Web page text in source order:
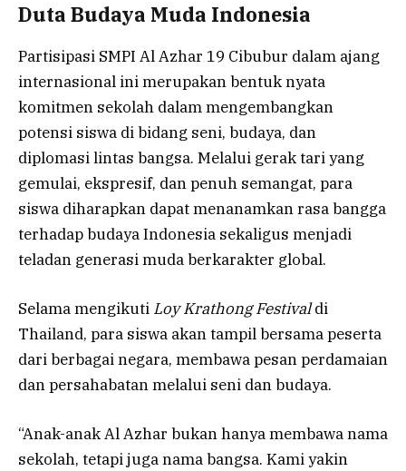
Duta Budaya Muda Indonesia
Partisipasi SMPI Al Azhar 19 Cibubur dalam ajang
internasional ini merupakan bentuk nyata
komitmen sekolah dalam mengembangkan
potensi siswa di bidang seni, budaya, dan
diplomasi lintas bangsa. Melalui gerak tari yang
gemulai, ekspresif, dan penuh semangat, para
siswa diharapkan dapat menanamkan rasa bangga
terhadap budaya Indonesia sekaligus menjadi
teladan generasi muda berkarakter global.
Selama mengikuti Loy Krathong Festivaldi
Thailand, para siswa akan tampil bersama peserta
dari berbagai negara, membawa pesan perdamaian
dan persahabatan melalui seni dan budaya.
“Anak-anak Al Azhar bukan hanya membawa nama
sekolah, tetapi juga nama bangsa. Kami yakin